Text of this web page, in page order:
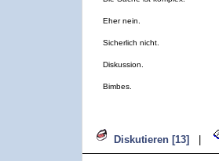
Eher nein.
Sicherlich nicht.
Diskussion.
Bimbes.
Diskutieren [13]